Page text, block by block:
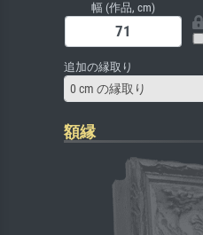
幅 (作品, cm)
追加の縁取り
0 cm の縁取り
額縁